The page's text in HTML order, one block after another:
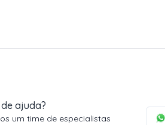
ajuda?
um time de especialistas